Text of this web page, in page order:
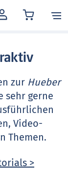
zur Hueber
sehr gerne
Video-
Themen.
>